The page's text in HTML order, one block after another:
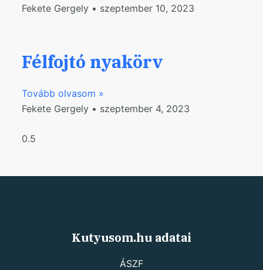
Fekete Gergely
szeptember 10, 2023
Félfojtó nyakörv
Tovább olvasom »
Fekete Gergely
szeptember 4, 2023
Kutyusom.hu adatai
ÁSZF